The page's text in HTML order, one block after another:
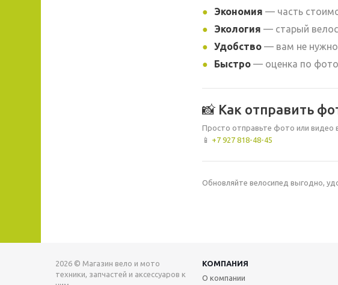
Экономия — часть
Экология — старый
Удобство — вам не нужно
Быстро — оценка по фото
📸 Как отправить
Просто отправьте фото или видео
📱 +7 927 818-48-45
Обновляйте велосипед выгодно,
2026 © Магазин вело и мото
техники, запчастей и аксессуаров к
КОМПАНИЯ
О компании